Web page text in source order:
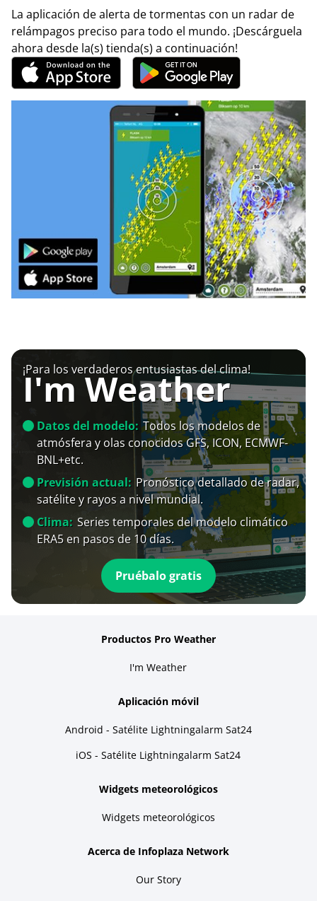
La aplicación de alerta de tormentas con un radar de
relámpagos preciso para todo el mundo. ¡Descárguela
ahora desde la(s) tienda(s) a continuación!
¡Para los verdaderos entusiastas del clima!
I'm Weather
Datos del modelo: Todos los modelos de
atmósfera y olas conocidos GFS, ICON, ECMWF-
BNL+etc.
Previsión actual: Pronóstico detallado de radar,
satélite y rayos a nivel mundial.
Clima: Series temporales del modelo climático
ERA5 en pasos de 10 días.
Pruébalo gratis
Productos Pro Weather
I'm Weather
Aplicación móvil
Android - Satélite Lightningalarm Sat24
iOS - Satélite Lightningalarm Sat24
Widgets meteorológicos
Widgets meteorológicos
Acerca de Infoplaza Network
Our Story